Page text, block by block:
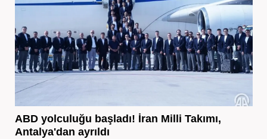
ABD yolculuğu başladı! İran Milli Takımı,
Antalya'dan ayrıldı